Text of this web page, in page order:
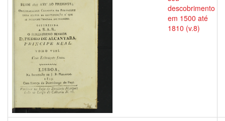
descobrimento
em 1500 até
1810 (v.8)